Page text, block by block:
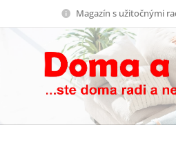
Magazín s užitočnými